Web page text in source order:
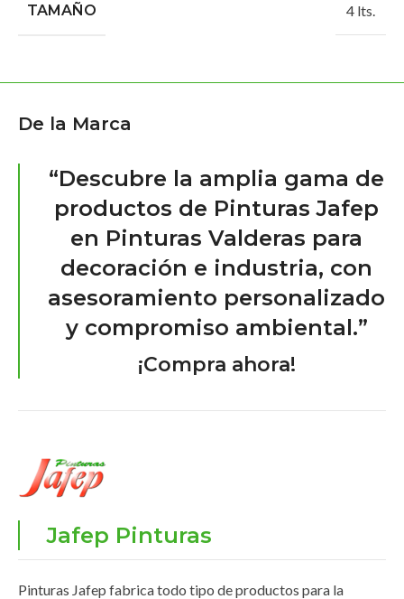
TAMAÑO 4 lts.
De la Marca
“Descubre la amplia gama de
productos de Pinturas Jafep
en Pinturas Valderas para
decoración e industria, con
asesoramiento personalizado
y compromiso ambiental.”
¡Compra ahora!
Jafep Pinturas
Pinturas Jafep fabrica todo tipo de productos para la